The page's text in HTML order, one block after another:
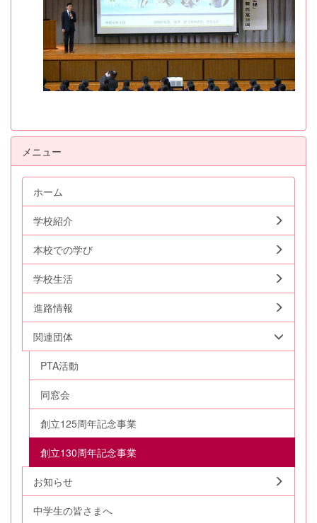
メニュー
ホーム
学校紹介
本校での学び
学校生活
進路情報
関連団体
PTA活動
同窓会
創立125周年記念事業
創立130周年記念事業
お知らせ
中学生の皆さまへ